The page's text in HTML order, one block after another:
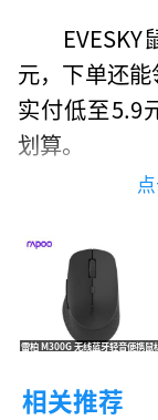
元，下单还能
实付低至5.9
划算。
雷柏 M300G 无线蓝牙轻音便携鼠
相关推荐